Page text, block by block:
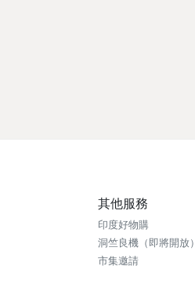
其他服務
印度好物購
洞竺良機（即將開放）
市集邀請